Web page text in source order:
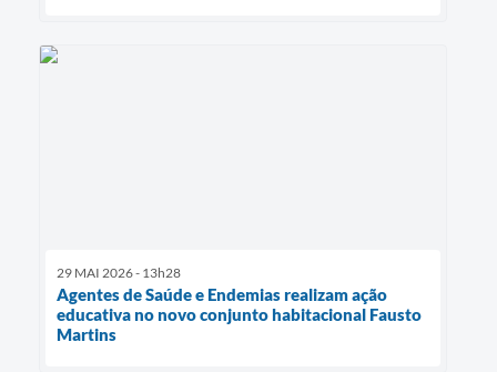
29 MAI 2026 - 13h28
Agentes de Saúde e Endemias realizam ação
educativa no novo conjunto habitacional Fausto
Martins